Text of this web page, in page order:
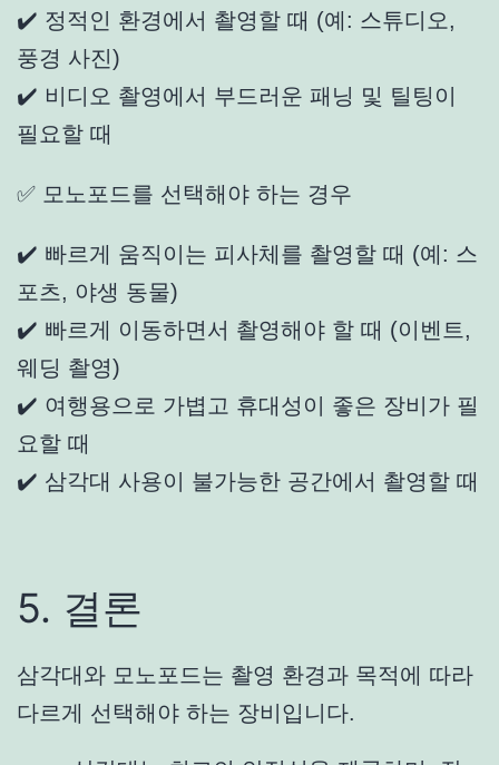
✔️ 정적인 환경에서 촬영할 때 (예: 스튜디오,
풍경 사진)
✔️ 비디오 촬영에서 부드러운 패닝 및 틸팅이
필요할 때
✅ 모노포드를 선택해야 하는 경우
✔️ 빠르게 움직이는 피사체를 촬영할 때 (예: 스
포츠, 야생 동물)
✔️ 빠르게 이동하면서 촬영해야 할 때 (이벤트,
웨딩 촬영)
✔️ 여행용으로 가볍고 휴대성이 좋은 장비가 필
요할 때
✔️ 삼각대 사용이 불가능한 공간에서 촬영할 때
5. 결론
삼각대와 모노포드는 촬영 환경과 목적에 따라
다르게 선택해야 하는 장비입니다.